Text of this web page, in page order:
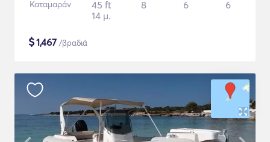
Καταμαράν
45 ft
14 μ.
8 6 6
$1,467 /βραδιά